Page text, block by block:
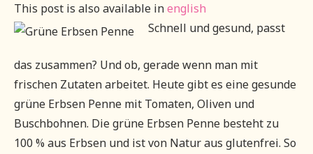
This post is also available inenglish
Schnell und gesund, passt
das zusammen? Und ob, gerade wenn man mit
frischen Zutaten arbeitet. Heute gibt es eine gesunde
grüne Erbsen Penne mit Tomaten, Oliven und
Buschbohnen. Die grüne Erbsen Penne besteht zu
100 % aus Erbsen und ist von Natur aus glutenfrei. So